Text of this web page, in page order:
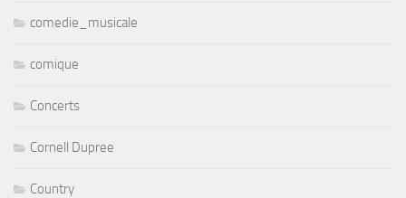
comedie_musicale
comique
Concerts
Cornell Dupree
Country